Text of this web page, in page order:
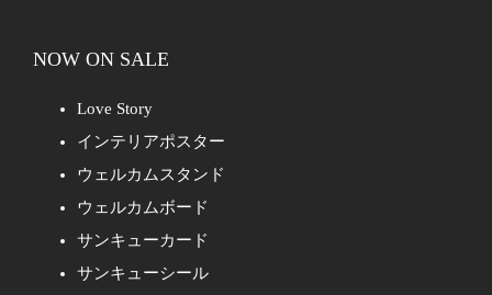
NOW ON SALE
Love Story
インテリアポスター
ウェルカムスタンド
ウェルカムボード
サンキューカード
サンキューシール